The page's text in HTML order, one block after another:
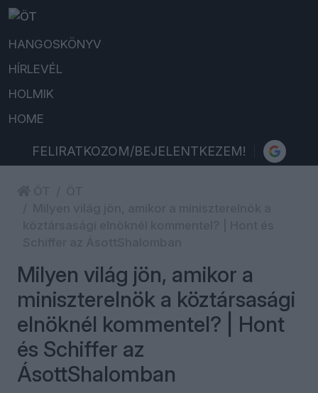
HANGOSKÖNYV
HÍRLEVÉL
HOLMIK
HOME
FELIRATKOZOM/BEJELENTKEZEM!
Milyen világ jön, amikor a
miniszterelnök a köztársasági
elnöknél kommentel? | Hont
és Schiffer az
ÁsottShalomban